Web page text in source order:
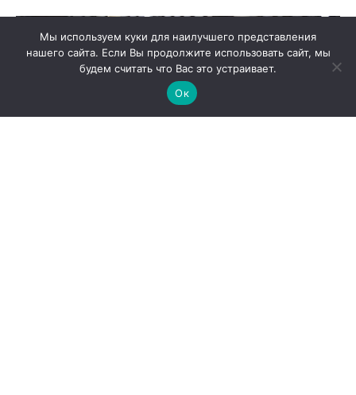
Мы используем куки для наилучшего представления
нашего сайта. Если Вы продолжите использовать сайт, мы
будем считать что Вас это устраивает.
Ок